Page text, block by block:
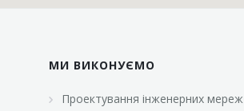
МИ ВИКОНУЄМО
Проектування інженерних мереж